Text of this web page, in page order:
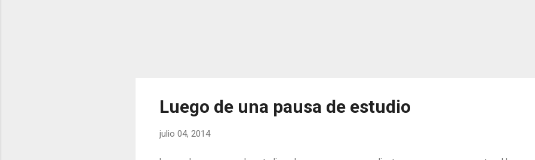
Luego de una pausa de estudio
julio 04, 2014